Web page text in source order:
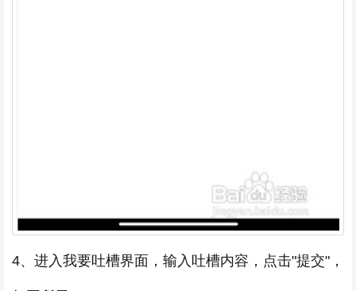
4、进入我要吐槽界面，输入吐槽内容，点击"提交"，